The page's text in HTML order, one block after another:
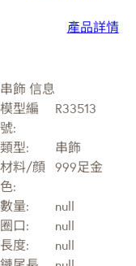
產品詳情
串飾 信息
模型編
號:
R33513
類型:
串飾
材料/顔
色:
999足金
數量:
null
圈口:
null
長度:
null